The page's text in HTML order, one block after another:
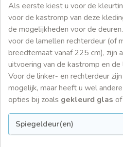
Als eerste kiest u voor de
voor de kastromp van deze
de mogelijkheden voor de
voor de lamellen rechterdeur (of
breedtemaat vanaf 225 cm), zijn
uitvoering van de kastromp en
Voor de linker- en rechterdeur
mogelijk, maar heeft u wel
opties bij zoals gekleurd glas of
Spiegeldeur(en)